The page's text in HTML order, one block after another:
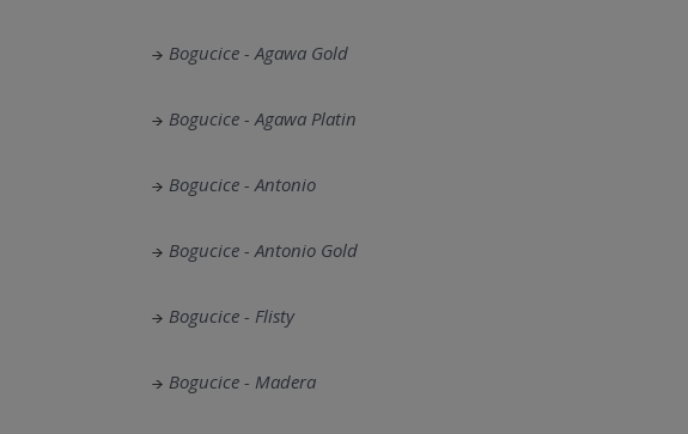
Bogucice - Agawa Gold
Bogucice - Agawa Platin
Bogucice - Antonio
Bogucice - Antonio Gold
Bogucice - Flisty
Bogucice - Madera